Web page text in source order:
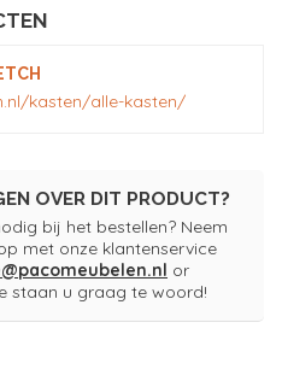
kasten/alle-kasten/
OVER DIT PRODUCT?
bij het bestellen? Neem
met onze klantenservice
or
staan u graag te woord!